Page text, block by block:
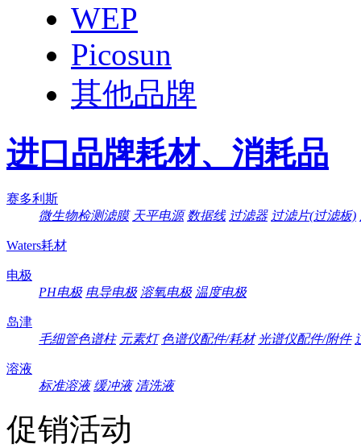
WEP
Picosun
其他品牌
进口品牌耗材、消耗品
赛多利斯
微生物检测滤膜 天平电源 数据线 过滤器 过滤片(过滤板)
Waters耗材
电极
PH电极 电导电极 溶氧电极 温度电极
岛津
毛细管色谱柱 元素灯 色谱仪配件/耗材 光谱仪配件/附件
溶液
标准溶液 缓冲液 清洗液
促销活动